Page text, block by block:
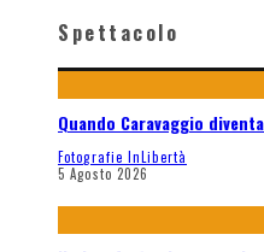
Spettacolo
Quando Caravaggio
Fotografie InLibertà
5 Agosto 2026